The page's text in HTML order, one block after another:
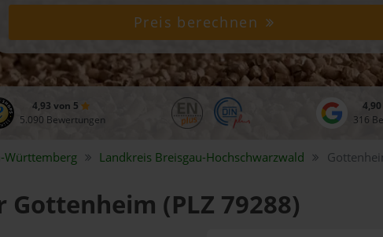
Preis berechnen
4,93 von 5
5.090 Bewertungen
316
Württemberg Landkreis Breisgau-Hochschwarzwald
(PLZ 79288)